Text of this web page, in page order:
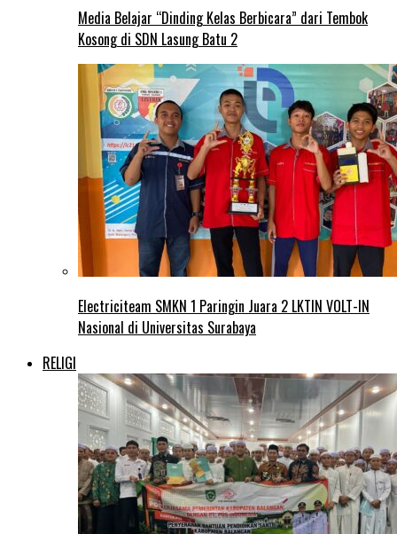
Media Belajar “Dinding Kelas Berbicara” dari Tembok
Kosong di SDN Lasung Batu 2
Electriciteam SMKN 1 Paringin Juara 2 LKTIN VOLT-IN
Nasional di Universitas Surabaya
RELIGI